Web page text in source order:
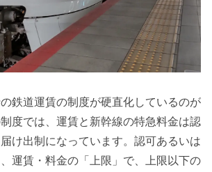
鉄道運賃の制度が硬直化しているのが
度では、運賃と新幹線の特急料金は認
け出制になっています。認可あるいは
運賃・料金の「上限」で、上限以下の